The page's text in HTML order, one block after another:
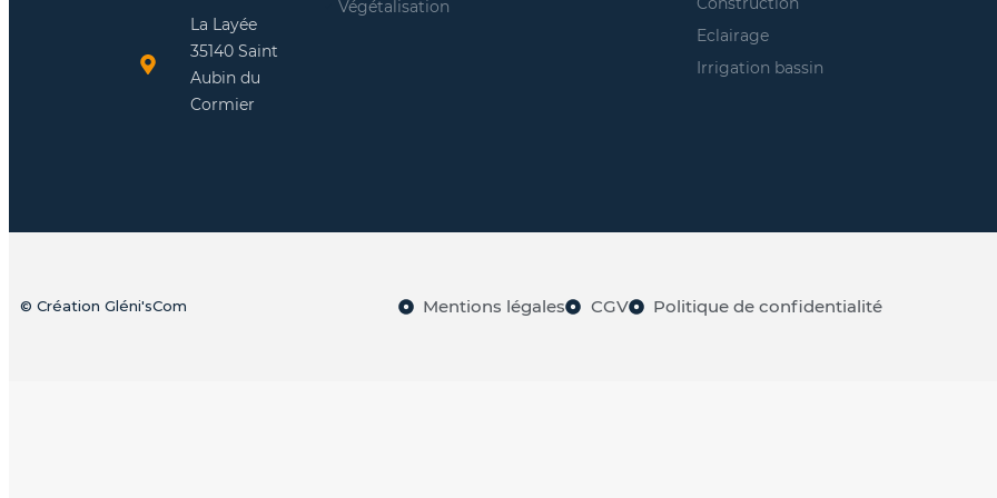
La Layée
35140 Saint
Aubin du
Cormier
Végétalisation
Eclairage
Irrigation bassin
© Création Gléni'sCom Mentions légales CGV Politique de confidentialité